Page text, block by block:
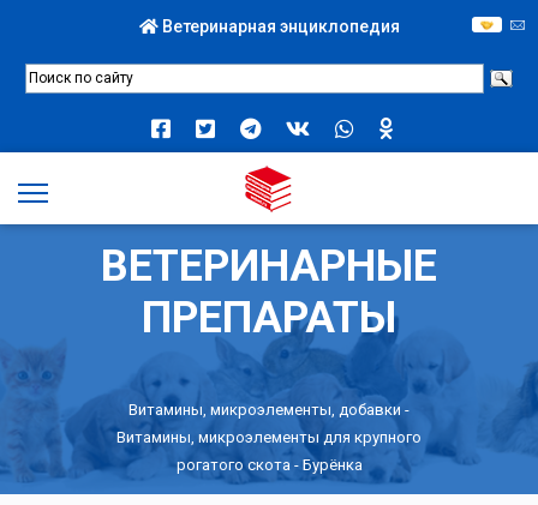
Ветеринарная энциклопедия
ВЕТЕРИНАРНЫЕ
ПРЕПАРАТЫ
Витамины, микроэлементы, добавки -
Витамины, микроэлементы для крупного
рогатого скота - Бурёнка